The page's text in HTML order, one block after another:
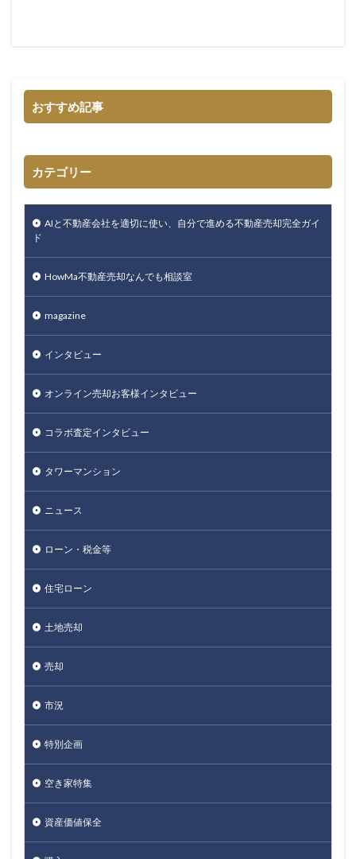
おすすめ記事
カテゴリー
AIと不動産会社を適切に使い、自分で進める不動産売却完全ガイ
ド
HowMa不動産売却なんでも相談室
magazine
インタビュー
オンライン売却お客様インタビュー
コラボ査定インタビュー
タワーマンション
ニュース
ローン・税金等
住宅ローン
土地売却
売却
市況
特別企画
空き家特集
資産価値保全